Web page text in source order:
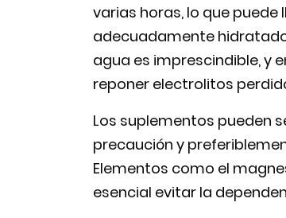
varias horas, lo que
adecuadamente
agua es imprescindible, y
reponer electrolitos
Los suplementos pueden
precaución y
Elementos como el
esencial evitar la